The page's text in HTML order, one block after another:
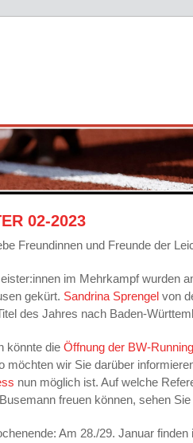
02-2023
Freundinnen und Freunde der
im Mehrkampf wurden
gekürt. Sandrina Sprengel von
des Jahres nach Baden-
könnte die Öffnung der BW-
möchten wir Sie darüber
nun möglich ist. Auf welche
freuen können, sehen
Am 28./29. Januar finden